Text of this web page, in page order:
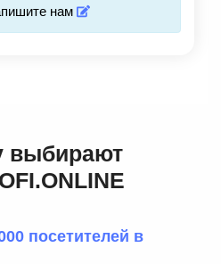
нам
выбирают
посетителей в